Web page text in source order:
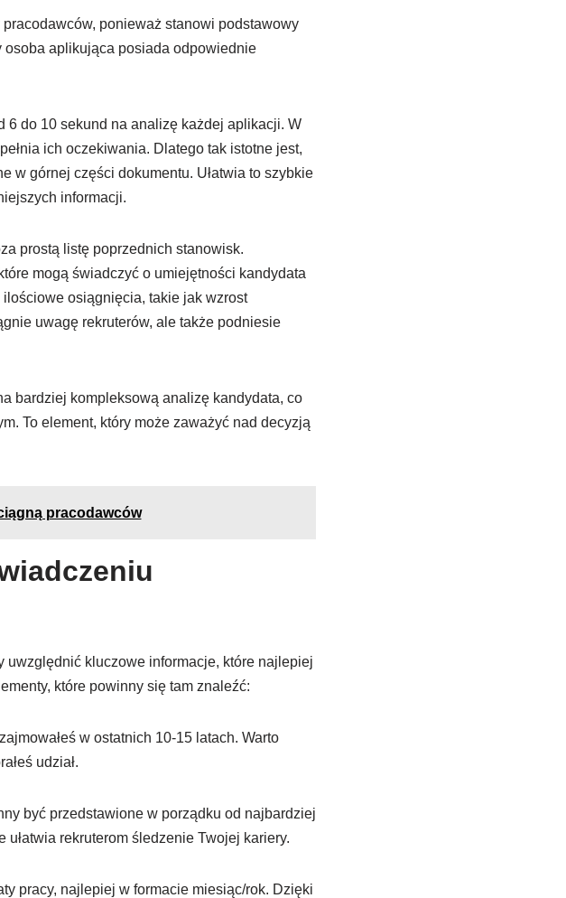
ponieważ stanowi podstawowy
aplikująca posiada odpowiednie
6 do 10 sekund na analizę każdej aplikacji. W
ich oczekiwania. Dlatego tak istotne jest,
w górnej części dokumentu. Ułatwia to szybkie
informacji.
prostą listę poprzednich stanowisk.
mogą świadczyć o umiejętności kandydata
osiągnięcia, takie jak wzrost
uwagę rekruterów, ale także podniesie
bardziej kompleksową analizę kandydata, co
To element, który może zaważyć nad decyzją
pracodawców
kluczowe informacje, które najlepiej
które powinny się tam znaleźć:
w ostatnich 10-15 latach. Warto
udział.
być przedstawione w porządku od najbardziej
rekruterom śledzenie Twojej kariery.
pracy, najlepiej w formacie miesiąc/rok. Dzięki